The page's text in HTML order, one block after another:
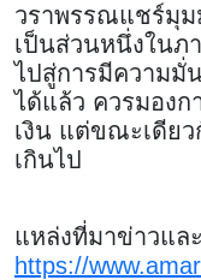
วราพรรณแชร์มุม
เป็นส่วนหนึ่งในภ
ไปสู่การมีความมั่
ได้แล้ว ควรมองก
เงิน แต่ขณะเดียว
เกินไป
แหล่งที่มาข่าวแล
https://